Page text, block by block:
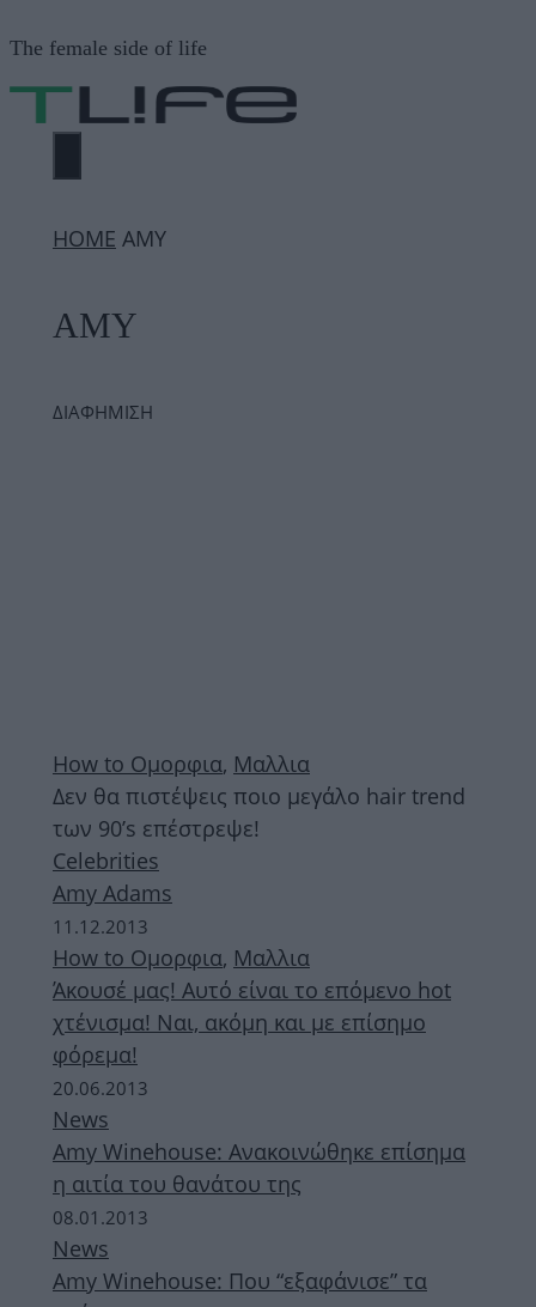
σε
περιεχόμενο
The female side of life
ΜΕΝΟΎ
ΗΟΜΕ AMY
AMY
ΔΙΑΦΗΜΙΣΗ
How to Ομορφια, Μαλλια
Δεν θα πιστέψεις ποιο μεγάλο hair trend
των 90’s επέστρεψε!
Celebrities
Amy Adams
11.12.2013
How to Ομορφια, Μαλλια
Άκουσέ μας! Αυτό είναι το επόμενο hot
χτένισμα! Ναι, ακόμη και με επίσημο
φόρεμα!
20.06.2013
News
Amy Winehouse: Ανακοινώθηκε επίσημα
η αιτία του θανάτου της
08.01.2013
News
Amy Winehouse: Που “εξαφάνισε” τα